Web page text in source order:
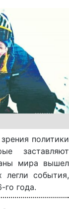
политики
заставляют
мира вышел
события,
го года.